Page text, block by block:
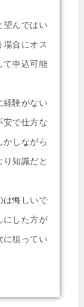
望んではい
場合にオス
て申込可能
経験がない
安で仕方な
かしながら
知識だと
は悔しいで
にした方が
に狙ってい